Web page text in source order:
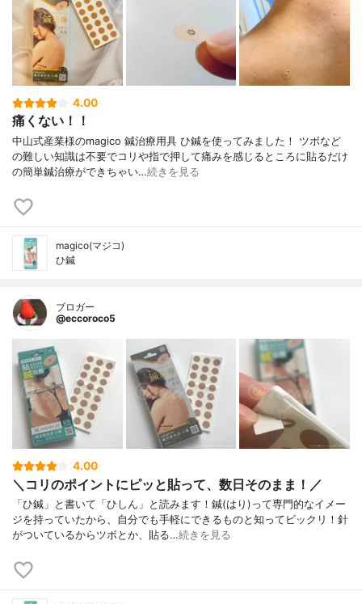
4.00
痛くない！！
中山式産業様のmagico 鍼治療用具 ひ鍼を使ってみました！ ツボなど
の難しい知識は不要でコリや指で押して痛みを感じるところに貼るだけ
の簡単鍼治療ができちゃい…続きを見る
magico(マジコ)
ひ鍼
ブロガー
@eccoroco5
4.00
＼コリのポイントにピッと貼って、数日そのまま！／
「ひ鍼」と書いて「ひしん」と読みます！鍼(はり)って専門的なイメー
ジを持っていたから、自分でも手軽にできるものと知ってビックリ！針
がついているからツボとか、貼る…続きを見る